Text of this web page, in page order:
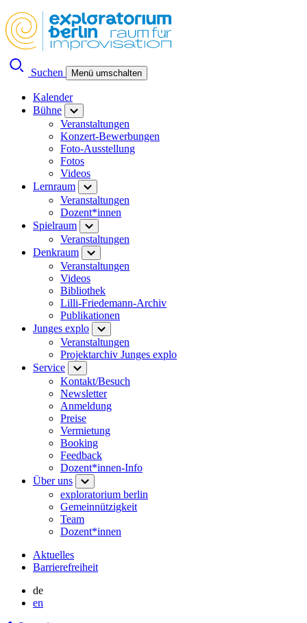
Suchen Menü umschalten
Kalender
Bühne
Veranstaltungen
Konzert-Bewerbungen
Foto-Ausstellung
Fotos
Videos
Lernraum
Veranstaltungen
Dozent*innen
Spielraum
Veranstaltungen
Denkraum
Veranstaltungen
Videos
Bibliothek
Lilli-Friedemann-Archiv
Publikationen
Junges explo
Veranstaltungen
Projektarchiv Junges explo
Service
Kontakt/Besuch
Newsletter
Anmeldung
Preise
Vermietung
Booking
Feedback
Dozent*innen-Info
Über uns
exploratorium berlin
Gemeinnützigkeit
Team
Dozent*innen
Aktuelles
Barrierefreiheit
de
en